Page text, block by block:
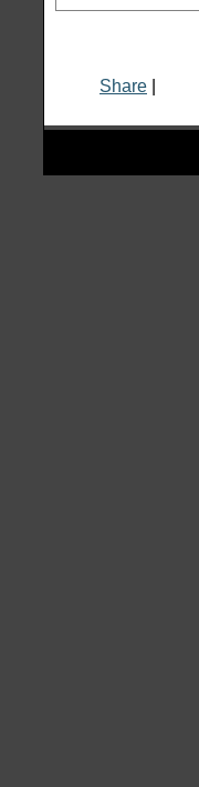
Share